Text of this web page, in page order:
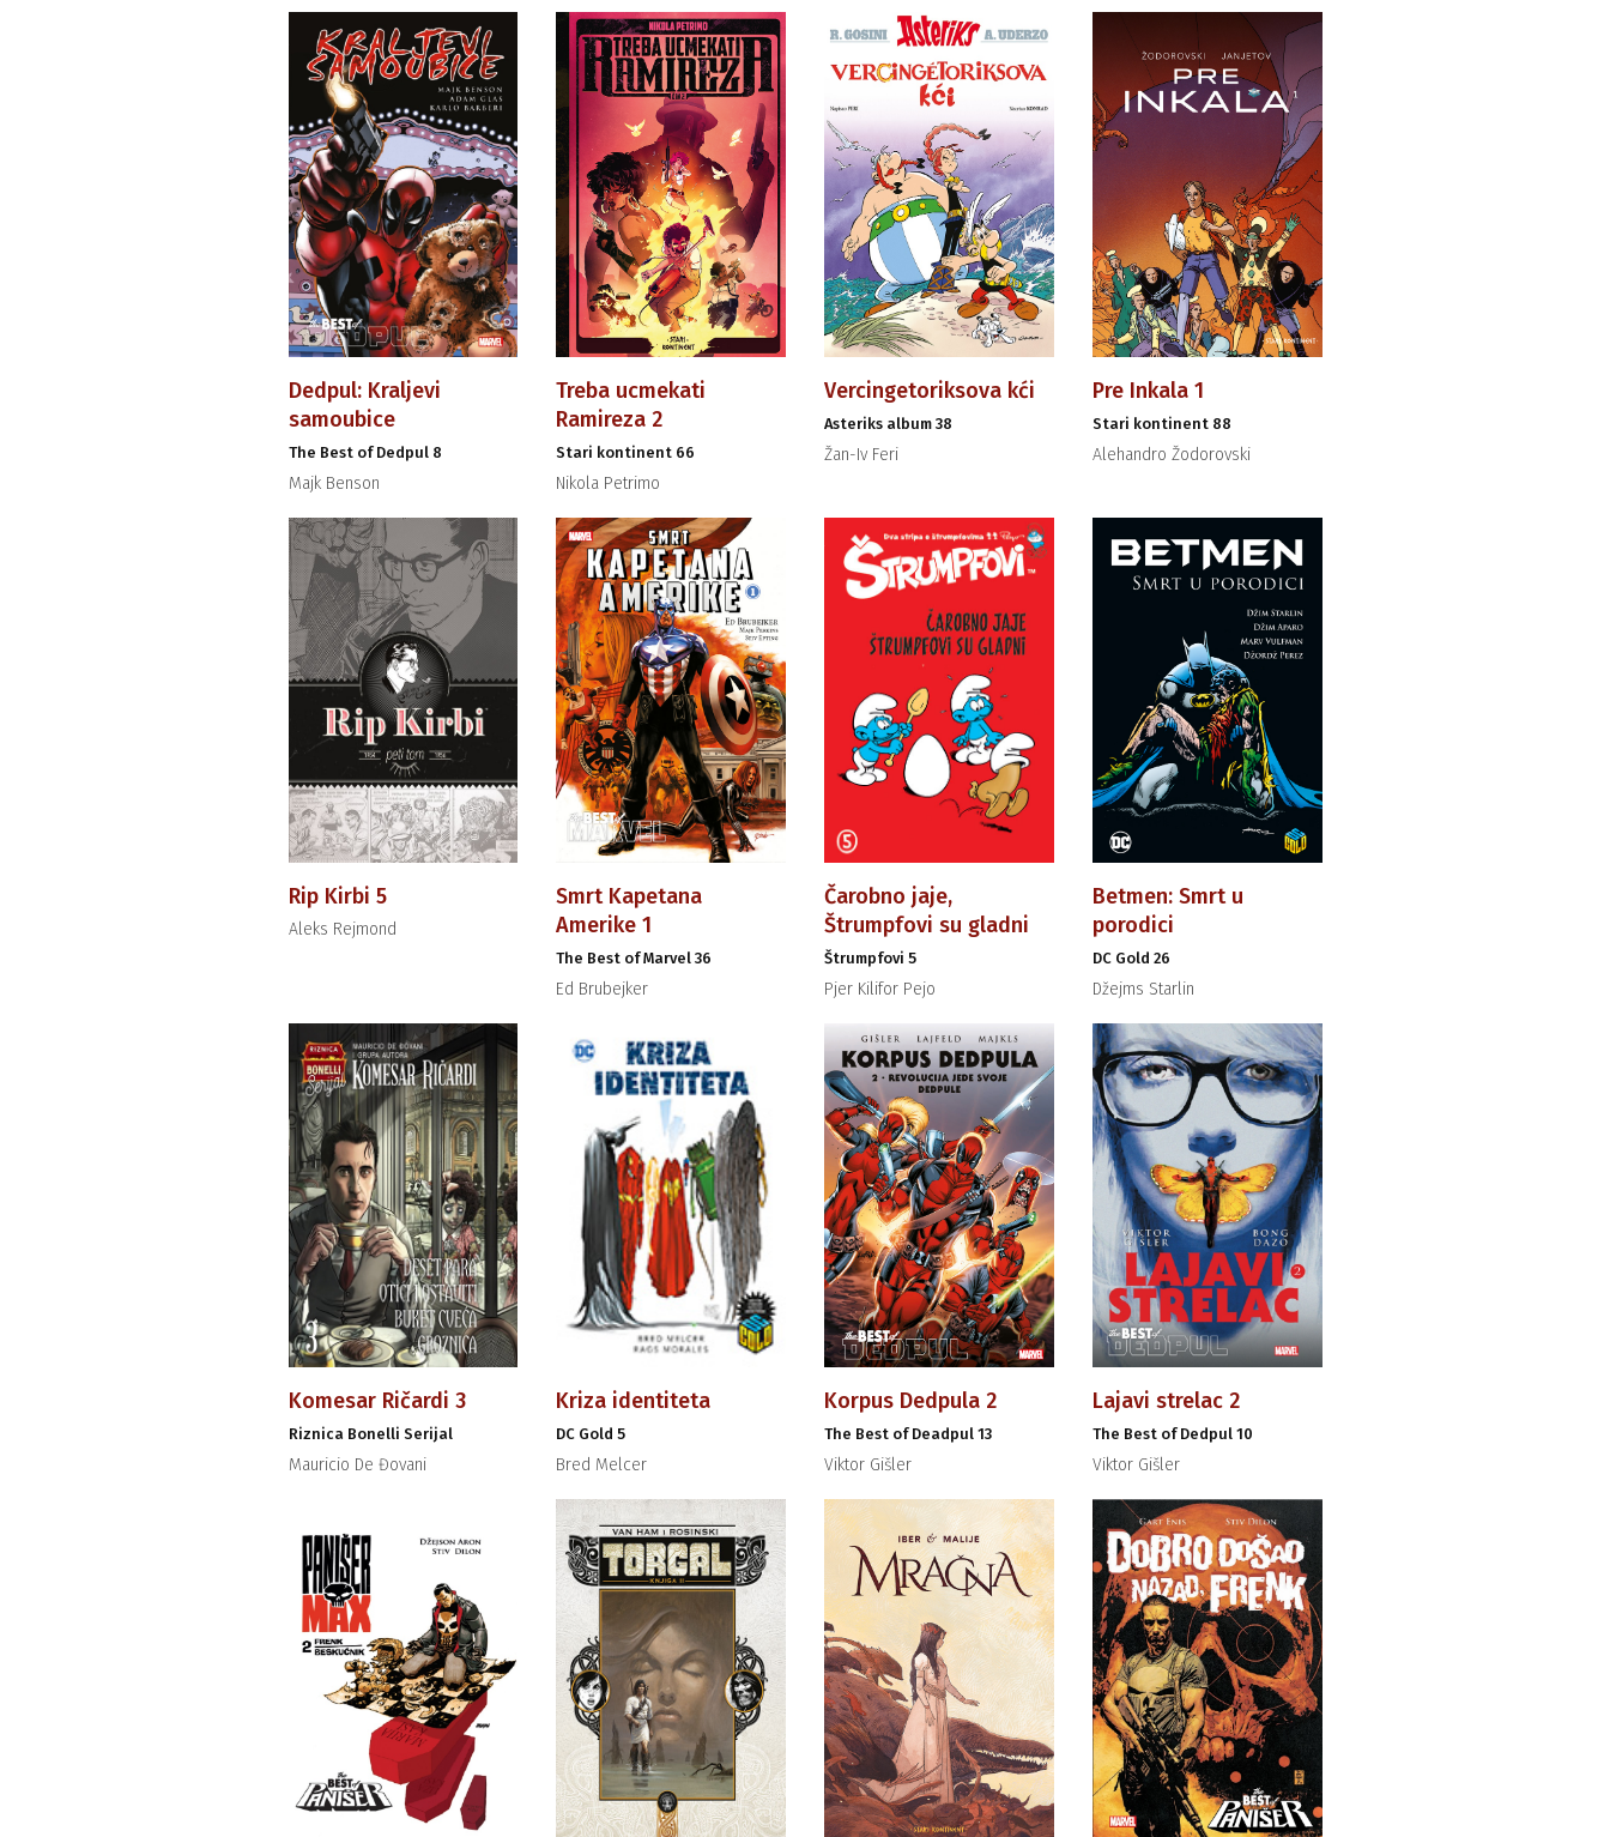
Dedpul: Kraljevi
samoubice
The Best of Dedpul 8
Majk Benson
Treba ucmekati
Ramireza 2
Stari kontinent 66
Nikola Petrimo
Vercingetoriksova kći
Asteriks album 38
Žan-Iv Feri
Pre Inkala 1
Stari kontinent 88
Alehandro Žodorovski
Rip Kirbi 5
Aleks Rejmond
Smrt Kapetana
Amerike 1
The Best of Marvel 36
Ed Brubejker
Čarobno jaje,
Štrumpfovi su gladni
Štrumpfovi 5
Pjer Kilifor Pejo
Betmen: Smrt u
porodici
DC Gold 26
Džejms Starlin
Komesar Ričardi 3
Riznica Bonelli Serijal
Mauricio De Đovani
Kriza identiteta
DC Gold 5
Bred Melcer
Korpus Dedpula 2
The Best of Deadpul 13
Viktor Gišler
Lajavi strelac 2
The Best of Dedpul 10
Viktor Gišler